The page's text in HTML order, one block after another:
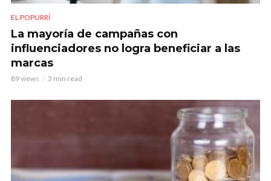
EL POPURRÍ
La mayoría de campañas con
influenciadores no logra beneficiar a las
marcas
89 views 3 min read